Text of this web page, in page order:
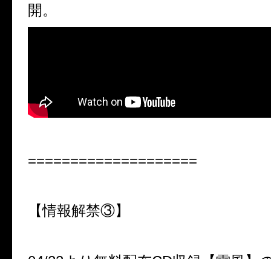
開。
====================
【情報解禁③】